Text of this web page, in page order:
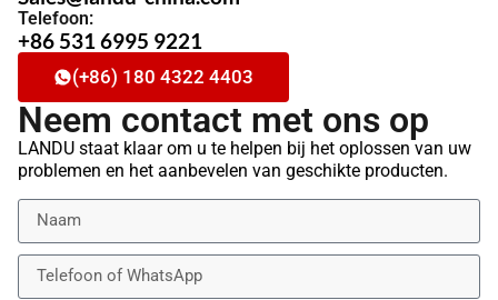
Telefoon:
+86 531 6995 9221
(+86) 180 4322 4403
Neem contact met ons op
LANDU staat klaar om u te helpen bij het oplossen van uw
problemen en het aanbevelen van geschikte producten.